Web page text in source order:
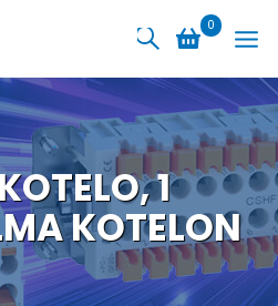
0
1
KOTELON